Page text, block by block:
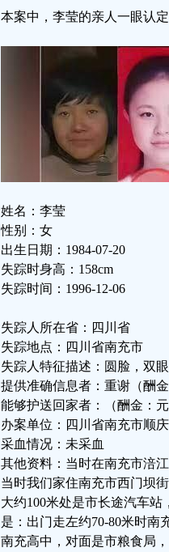
本案中，李莹的亲人一眼认
姓名：李莹
性别：女
出生日期：1984-07-20
失踪时身高：158cm
失踪时间：1996-12-06
失踪人所在省：四川省
失踪地点：四川省南充市
失踪人特征描述：圆脸，双
提供准确信息者：重谢（酬
能够护送回家者：（酬金：
办案单位：四川省南充市顺
采血情况：未采血
其他资料：当时在南充市涪
当时我们家住南充市西门坝
大约100米处是市长途汽车
是：出门走左约70-80米时南
南充高中，对面是市粮食局